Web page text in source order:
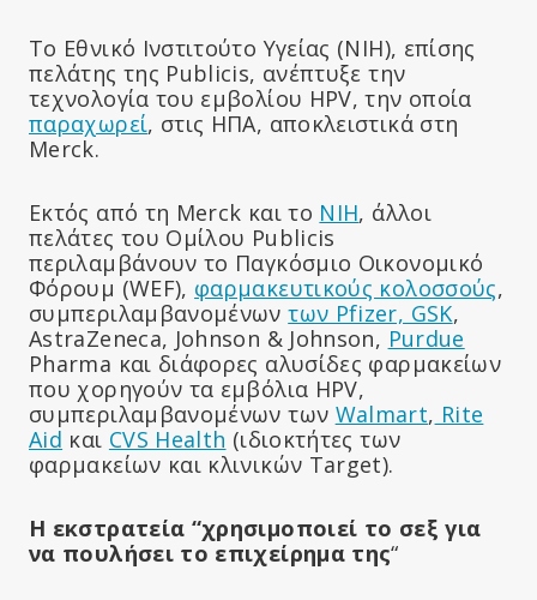
Το Εθνικό Ινστιτούτο Υγείας (NIH), επίσης
πελάτης της Publicis, ανέπτυξε την
τεχνολογία του εμβολίου HPV, την οποία
παραχωρεί, στις ΗΠΑ, αποκλειστικά στη
Merck.
Εκτός από τη Merck και το NIH, άλλοι
πελάτες του Ομίλου Publicis
περιλαμβάνουν το Παγκόσμιο Οικονομικό
Φόρουμ (WEF), φαρμακευτικούς κολοσσούς,
συμπεριλαμβανομένωντων Pfizer, GSK,
AstraZeneca, Johnson & Johnson, Purdue
Pharma και διάφορες αλυσίδες φαρμακείων
που χορηγούν τα εμβόλια HPV,
συμπεριλαμβανομένων των Walmart, Rite
Aid και CVS Health (ιδιοκτήτες των
φαρμακείων και κλινικών Target).
Η εκστρατεία “χρησιμοποιεί το σεξ για
να πουλήσει το επιχείρημα της“